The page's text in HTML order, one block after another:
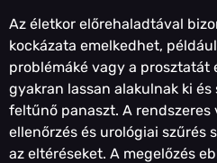
Az életkor előrehaladtával
kockázata emelkedhet,
problémáké vagy a prosztatát
gyakran lassan alakulnak ki és
feltűnő panaszt. A
ellenőrzés és urológiai szűrés
az eltéréseket. A megelőzés